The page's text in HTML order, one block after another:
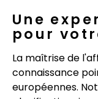
Une
pour
La maîtrise de
connaissance
européennes.